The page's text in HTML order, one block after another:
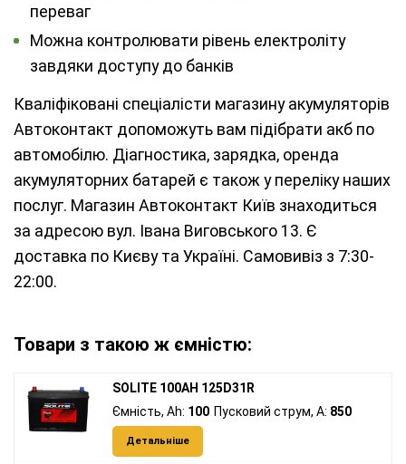
переваг
Можна контролювати рівень електроліту
завдяки доступу до банків
Кваліфіковані спеціалісти магазину акумуляторів
Автоконтакт допоможуть вам підібрати акб по
автомобілю. Діагностика, зарядка, оренда
акумуляторних батарей є також у переліку наших
послуг. Магазин Автоконтакт Київ знаходиться
за адресою вул. Івана Виговського 13. Є
доставка по Києву та Україні. Самовивіз з 7:30-
22:00.
Товари з такою ж ємністю:
SOLITE 100AH 125D31R
Ємність, Ah: 100 Пусковий струм, A: 850
Детальніше